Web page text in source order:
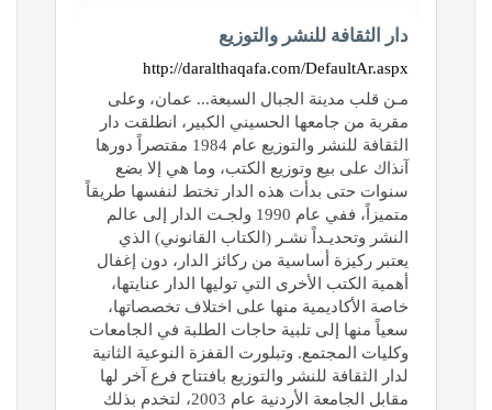
دار الثقافة للنشر والتوزيع
http://daralthaqafa.com/DefaultAr.aspx
مـن قلب مدينة الجبال السبعة... عمان، وعلى
مقربة من جامعها الحسيني الكبير، انطلقت دار
الثقافة للنشر والتوزيع عام 1984 مقتصراً دورها
آنذاك على بيع وتوزيع الكتب، وما هي إلا بضع
سنوات حتى بدأت هذه الدار تختط لنفسها طريقاً
متميزاً، ففي عام 1990 ولجـت الدار إلى عالم
النشر وتحديـداً نشـر (الكتاب القانوني) الذي
يعتبر ركيزة أساسية من ركائز الدار، دون إغفال
أهمية الكتب الأخرى التي توليها الدار عنايتها،
خاصة الأكاديمية منها على اختلاف تخصصاتها،
سعياً منها إلى تلبية حاجات الطلبة في الجامعات
وكليات المجتمع. وتبلورت القفزة النوعية الثانية
لدار الثقافة للنشر والتوزيع بافتتاح فرع آخر لها
مقابل الجامعة الأردنية عام 2003، لتخدم بذلك